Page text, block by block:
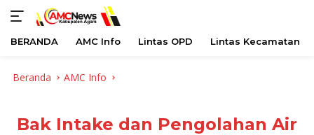
BERANDA AMC Info Lintas OPD Lintas Kecamatan
Beranda AMC Info
Bak Intake dan Pengolahan Air